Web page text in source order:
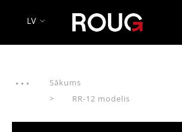
LV
Sākums
RR-12 modelis